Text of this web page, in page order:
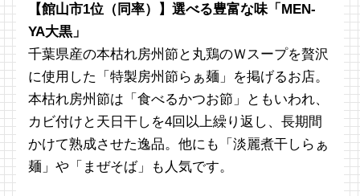
【館山市1位（同率）】選べる豊富な味「MEN-
YA大黒」
千葉県産の本枯れ房州節と丸鶏のＷスープを贅沢
に使用した「特製房州節らぁ麺」を掲げるお店。
本枯れ房州節は「食べるかつお節」ともいわれ、
カビ付けと天日干しを4回以上繰り返し、長期間
かけて熟成させた逸品。他にも「淡麗煮干しらぁ
麺」や「まぜそば」も人気です。